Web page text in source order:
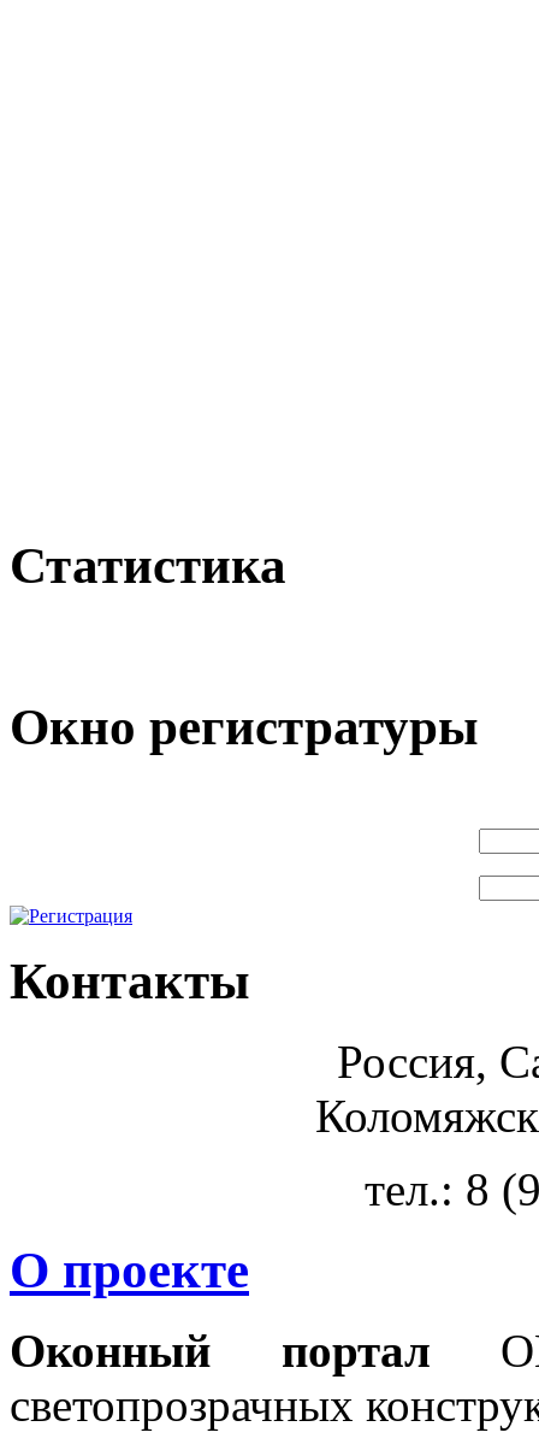
Статистика
Окно регистратуры
Контакты
Россия,
тел.: 8
О проекте
Оконный портал
светопрозрачных